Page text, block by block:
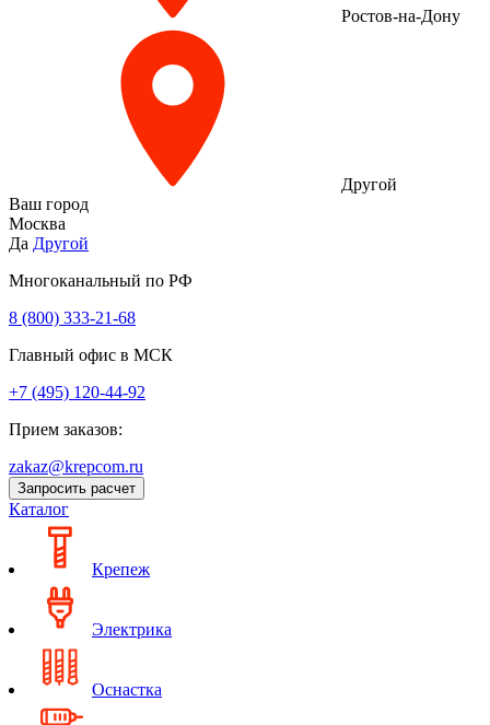
Ростов-на-Дону
Другой
Ваш город
Москва
Да Другой
Многоканальный по РФ
8 (800) 333‑21-68
Главный офис в МСК
+7 (495) 120-44-92
Прием заказов:
zakaz@krepcom.ru
Запросить расчет
Каталог
Крепеж
Электрика
Оснастка